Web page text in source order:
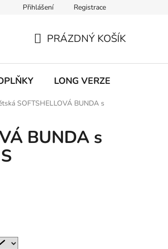
údajůPřihlášení Registrace
KOŠÍK
PRÁZDNÝ KOŠÍK
LONG VERZE
SOFTSHELLOVÁ BUNDA s
BUNDA s